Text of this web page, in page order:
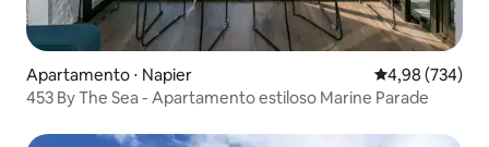
Apartamento ⋅ Napier 4,98 de uma
4,98 (734)
453 By The Sea - Apartamento estiloso Marine Parade